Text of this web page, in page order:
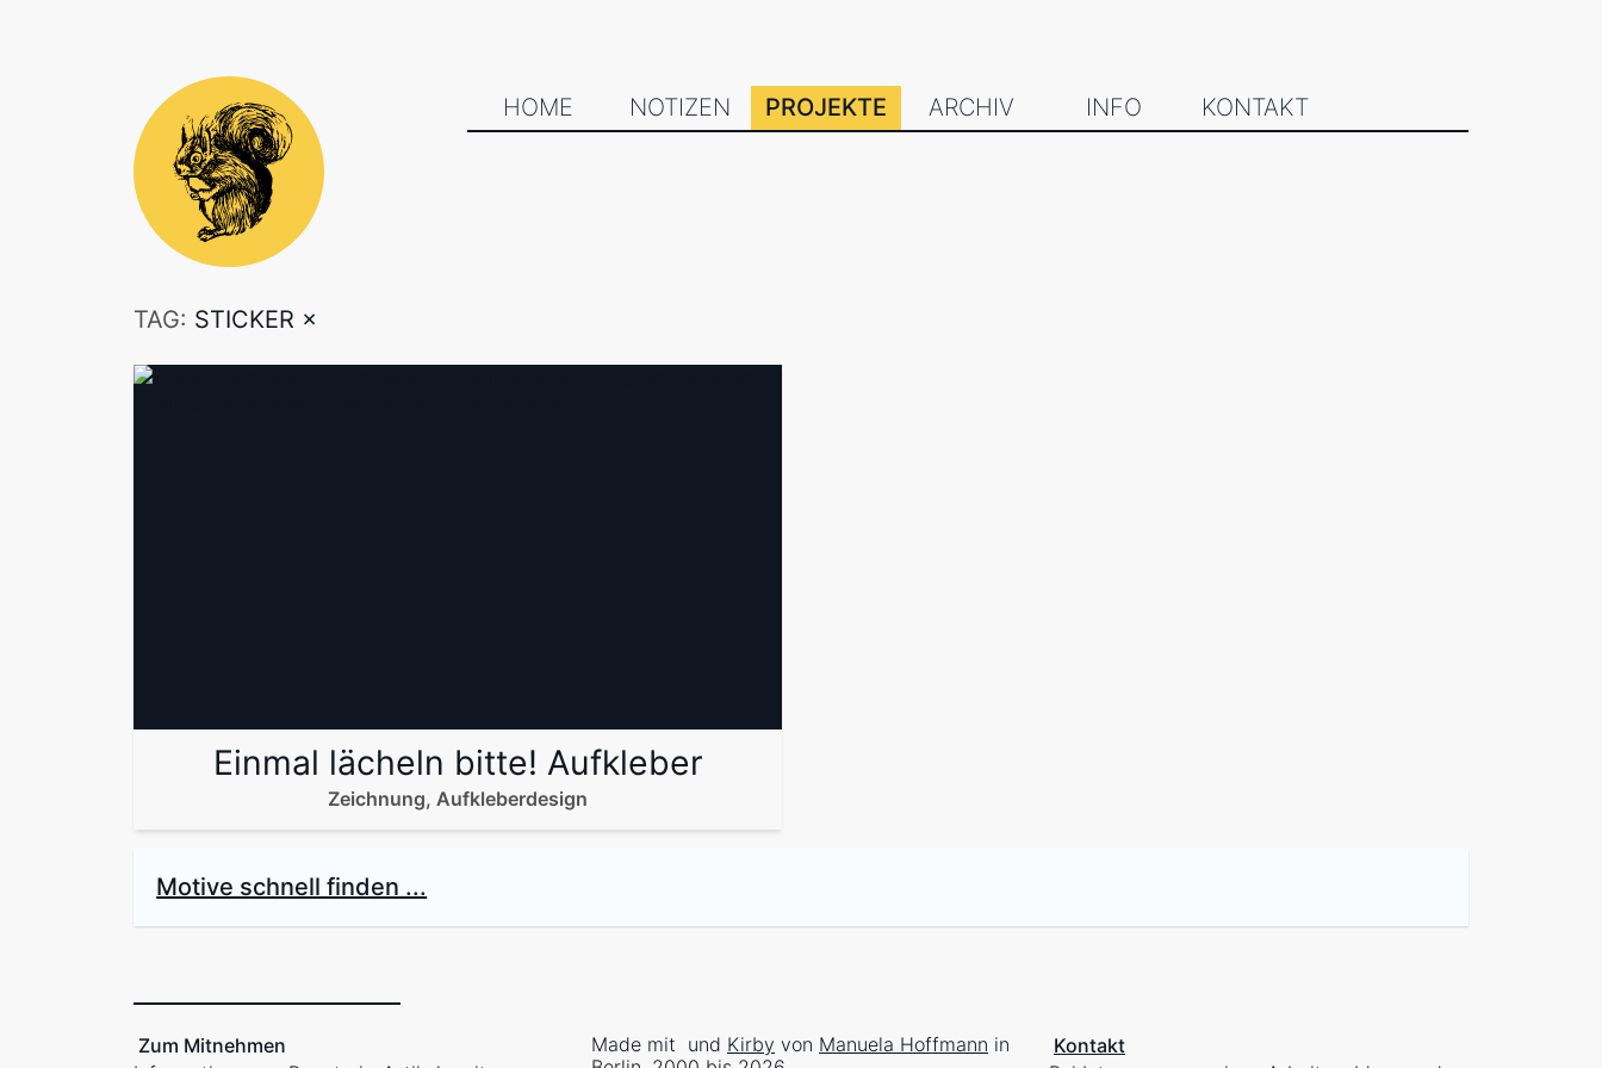
HOME NOTIZEN PROJEKTE ARCHIV INFO KONTAKT
TAG: STICKER ×
Einmal lächeln bitte! Aufkleber
Zeichnung, Aufkleberdesign
Motive schnell finden ...
Zum Mitnehmen
Made mit und Kirby von Manuela Hoffmann in
Kontakt